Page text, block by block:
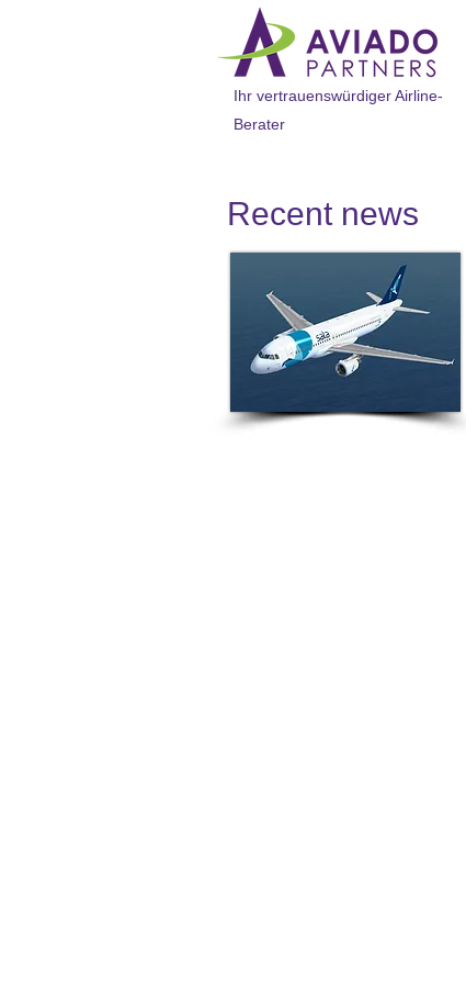
Ihr vertrauenswürdiger Airline-
Berater
Recent news​